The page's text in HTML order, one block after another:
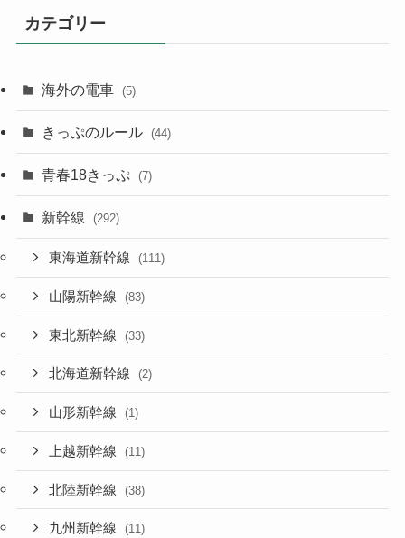
カテゴリー
海外の電車 (5)
きっぷのルール (44)
青春18きっぷ (7)
新幹線 (292)
東海道新幹線 (111)
山陽新幹線 (83)
東北新幹線 (33)
北海道新幹線 (2)
山形新幹線 (1)
上越新幹線 (11)
北陸新幹線 (38)
九州新幹線 (11)